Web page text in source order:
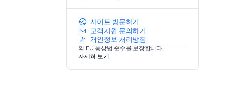
사이트 방문하기
고객지원 문의하기
개인정보 처리방침
의 EU 통상법 준수를 보장합니다.
자세히 보기